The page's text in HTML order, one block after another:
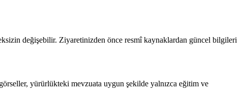
değişebilir. Ziyaretinizden önce resmî kaynaklardan güncel bilgileri
yürürlükteki mevzuata uygun şekilde yalnızca eğitim ve